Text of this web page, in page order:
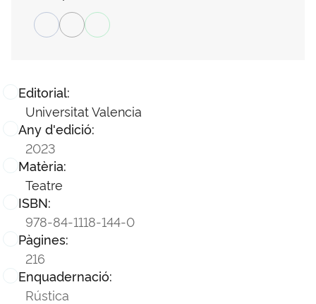
Editorial:
Universitat Valencia
Any d'edició:
2023
Matèria:
Teatre
ISBN:
978-84-1118-144-0
Pàgines:
216
Enquadernació:
Rústica